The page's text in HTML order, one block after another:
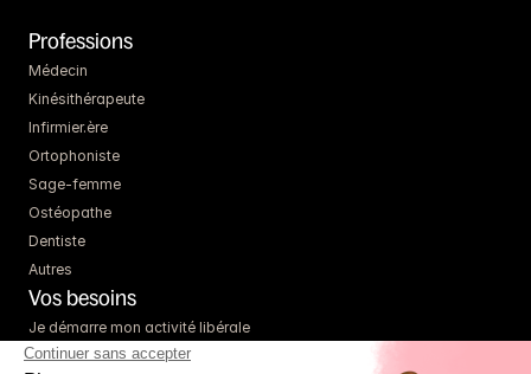
Professions
Médecin
Kinésithérapeute
Infirmier.ère
Ortophoniste
Sage-femme
Ostéopathe
Dentiste
Autres
Vos besoins
Je démarre mon activité libérale
Je passe du salariat au libéral